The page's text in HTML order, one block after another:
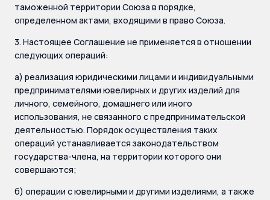
таможенной территории Союза в порядке,
определенном актами, входящими в право Союза.
3. Настоящее Соглашение не применяется в отношении
следующих операций:
а) реализация юридическими лицами и индивидуальными
предпринимателями ювелирных и других изделий для
личного, семейного, домашнего или иного
использования, не связанного с предпринимательской
деятельностью. Порядок осуществления таких
операций устанавливается законодательством
государства-члена, на территории которого они
совершаются;
б) операции с ювелирными и другими изделиями, а также